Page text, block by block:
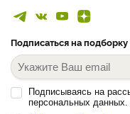
Подписаться на подборку
Подписываясь на
персональных данных.